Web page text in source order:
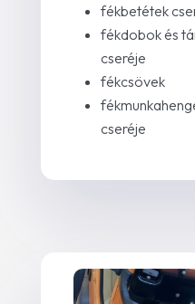
fékbetétek
fékdobok és
cseréje
fékcsövek
cseréje